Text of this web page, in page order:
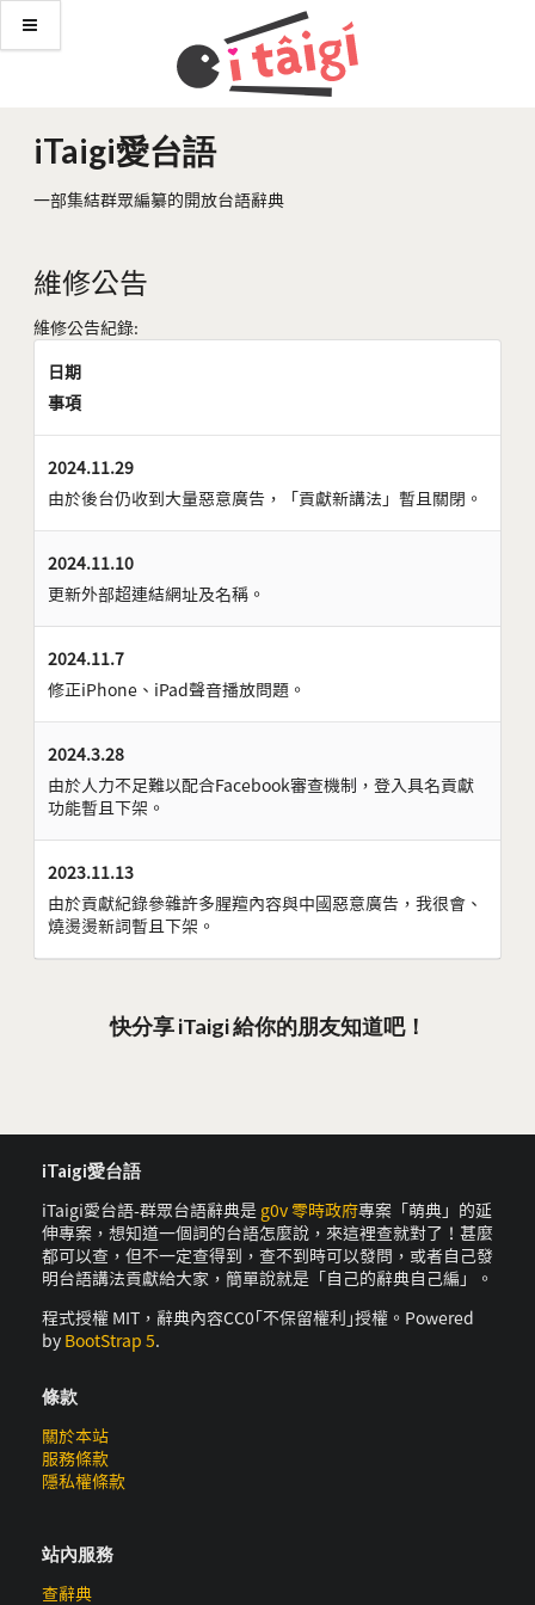
iTaigi愛台語
一部集結群眾編纂的開放台語辭典
維修公告
維修公告紀錄:
日期
事項
2024.11.29
由於後台仍收到大量惡意廣告，「貢獻新講法」暫且關閉。
2024.11.10
更新外部超連結網址及名稱。
2024.11.7
修正iPhone、iPad聲音播放問題。
2024.3.28
由於人力不足難以配合Facebook審查機制，登入具名貢獻
功能暫且下架。
2023.11.13
由於貢獻紀錄參雜許多腥羶內容與中國惡意廣告，我很會、
燒燙燙新詞暫且下架。
快分享 iTaigi 給你的朋友知道吧！
iTaigi愛台語
iTaigi愛台語-群眾台語辭典是 g0v 零時政府專案「萌典」的延
伸專案，想知道一個詞的台語怎麼說，來這裡查就對了！甚麼
都可以查，但不一定查得到，查不到時可以發問，或者自己發
明台語講法貢獻給大家，簡單說就是「自己的辭典自己編」。
程式授權 MIT，辭典內容CC0｢不保留權利｣授權。Powered
by BootStrap 5.
條款
關於本站
服務條款
隱私權條款
站內服務
查辭典